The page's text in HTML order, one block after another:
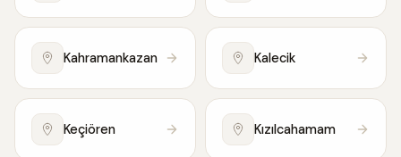
Kahramankazan Kalecik
Keçiören Kızılcahamam